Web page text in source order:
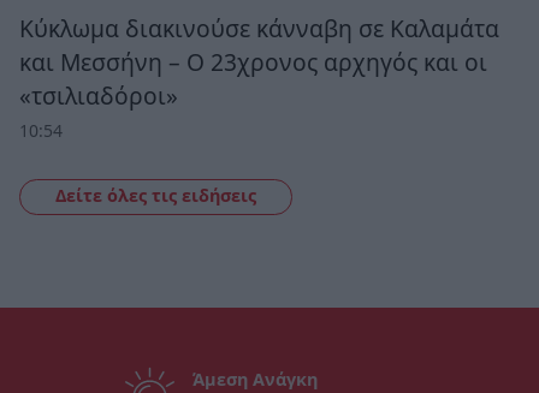
Κύκλωμα διακινούσε κάνναβη σε Καλαμάτα
και Μεσσήνη – Ο 23χρονος αρχηγός και οι
«τσιλιαδόροι»
10:54
Δείτε όλες τις ειδήσεις
Άμεση Ανάγκη